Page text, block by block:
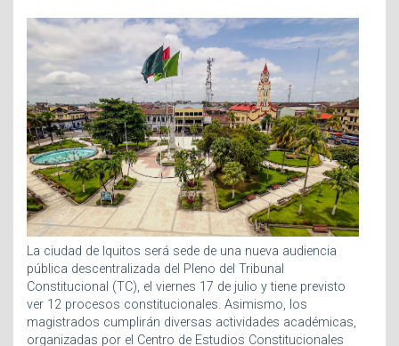
La ciudad de Iquitos será sede de una nueva audiencia
pública descentralizada del Pleno del Tribunal
Constitucional (TC), el viernes 17 de julio y tiene previsto
ver 12 procesos constitucionales. Asimismo, los
magistrados cumplirán diversas actividades académicas,
organizadas por el Centro de Estudios Constitucionales